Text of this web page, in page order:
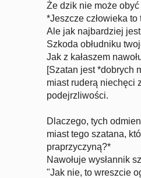
Że dzik nie może obyć
*Jeszcze człowieka
Ale jak najbardziej
Szkoda obłudniku
Jak z kałaszem
[Szatan jest *dobrych
miast ruderą niechęci
podejrzliwości.
Dlaczego, tych
miast tego szatana,
praprzyczyną?*
Nawołuje wysłannik
"Jak nie, to wreszcie